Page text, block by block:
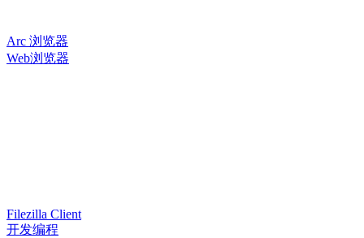
Arc 浏览器
Web浏览器
Filezilla Client
开发编程